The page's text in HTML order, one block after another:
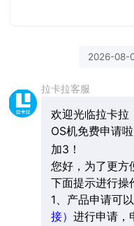
2026-08-
拉卡拉客服
欢迎光临拉卡拉
OS机免费申请
加3！
您好，为了更方
下面提示进行操
1、产品申请可
接） 进行申请，